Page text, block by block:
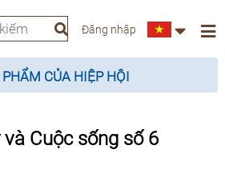
Đăng nhập
CỦA HIỆP HỘI
Cuộc sống số 6